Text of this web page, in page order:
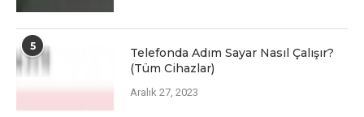
5
Telefonda Adım Sayar Nasıl Çalışır?
(Tüm Cihazlar)
Aralık 27, 2023